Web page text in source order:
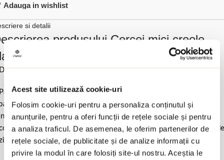
Acest site utilizează cookie-uri
Folosim cookie-uri pentru a personaliza conținutul și
anunțurile, pentru a oferi funcții de rețele sociale și pentru
a analiza traficul. De asemenea, le oferim partenerilor de
rețele sociale, de publicitate și de analize informații cu
privire la modul în care folosiți site-ul nostru. Aceștia le
Adauga in wishlist
si detalii
produsului Cercei mici creole
cu aur 18 k finisaj mat Hoops:
1.1 cm.
bijuteria in ambalajul original sau intr-un saculet de catifea
pentru a evita frecarea sau lovirea de alte materiale. Evitati
cu apa si produsele cosmetice. Dupa fiecare purtare este
sa o lustruiti cu o laveta curata pentru a evita depunerea de